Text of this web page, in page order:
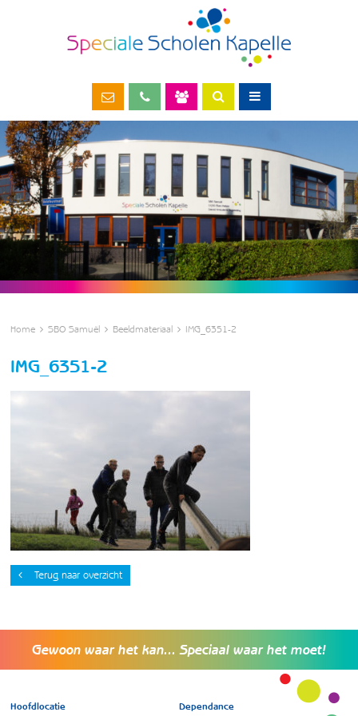
Home SBO Samuël Beeldmateriaal IMG_6351-2
IMG_6351-2
Terug naar overzicht
Gewoon waar het kan... Speciaal waar het moet!
Hoofdlocatie Dependance